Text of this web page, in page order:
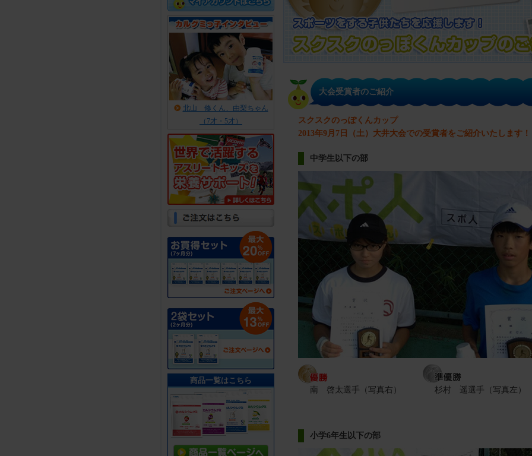
北山 修くん、由梨ちゃん
（7才・5才）
商品一覧はこちら
大会受賞者のご紹介
スクスクのっぽくんカップ
2013年9月7日（土）大井大会での受賞者をご紹介いたします！
中学生以下の部
南 啓太選手（写真右） 杉村 遥選手（写真左）
小学6年生以下の部